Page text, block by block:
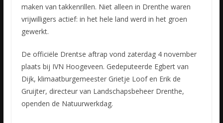
maken van takkenrillen. Niet alleen in Drenthe waren
vrijwilligers actief: in het hele land werd in het groen
gewerkt.
De officiële Drentse aftrap vond zaterdag 4 november
plaats bij IVN Hoogeveen. Gedeputeerde Egbert van
Dijk, klimaatburgemeester Grietje Loof en Erik de
Gruijter, directeur van Landschapsbeheer Drenthe,
openden de Natuurwerkdag.